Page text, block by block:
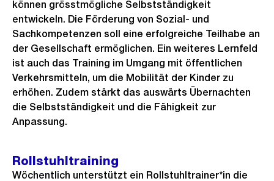
können grösstmögliche Selbstständigkeit
entwickeln. Die Förderung von Sozial- und
Sachkompetenzen soll eine erfolgreiche Teilhabe an
der Gesellschaft ermöglichen. Ein weiteres Lernfeld
ist auch das Training im Umgang mit öffentlichen
Verkehrsmitteln, um die Mobilität der Kinder zu
erhöhen. Zudem stärkt das auswärts Übernachten
die Selbstständigkeit und die Fähigkeit zur
Anpassung.
Rollstuhltraining
Wöchentlich unterstützt ein Rollstuhltrainer*in die